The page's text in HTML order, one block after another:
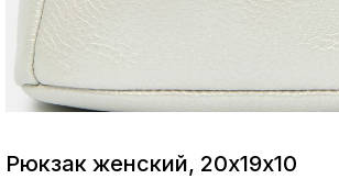
Да, все верно Изменить город
О компании
Рюкзак женский, 20х19х10